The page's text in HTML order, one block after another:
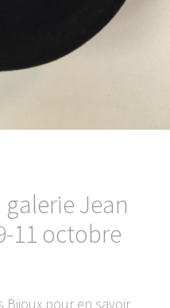
Jean
11 octobre
Bijoux pour en savoir